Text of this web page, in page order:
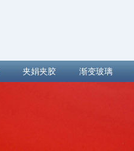
夹娟夹胶 渐变玻璃